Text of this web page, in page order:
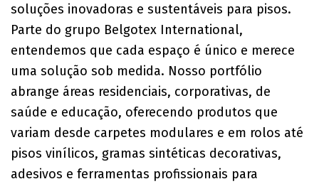
soluções inovadoras e sustentáveis para pisos.
Parte do grupo Belgotex International,
entendemos que cada espaço é único e merece
uma solução sob medida. Nosso portfólio
abrange áreas residenciais, corporativas, de
saúde e educação, oferecendo produtos que
variam desde carpetes modulares e em rolos até
pisos vinílicos, gramas sintéticas decorativas,
adesivos e ferramentas profissionais para